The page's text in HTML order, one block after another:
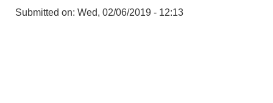
Submitted on: Wed, 02/06/2019 - 12:13